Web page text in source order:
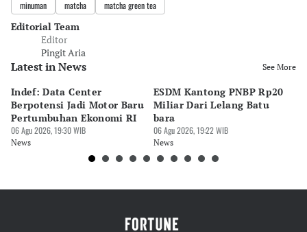
minuman matcha matcha green tea
Editorial Team
Editor
Pingit Aria
Latest in News See More
Indef: Data Center
Berpotensi Jadi Motor Baru
Pertumbuhan Ekonomi RI
06 Agu 2026, 19:30 WIB
News
ESDM Kantong PNBP Rp20
Miliar Dari Lelang Batu
bara
06 Agu 2026, 19:22 WIB
News